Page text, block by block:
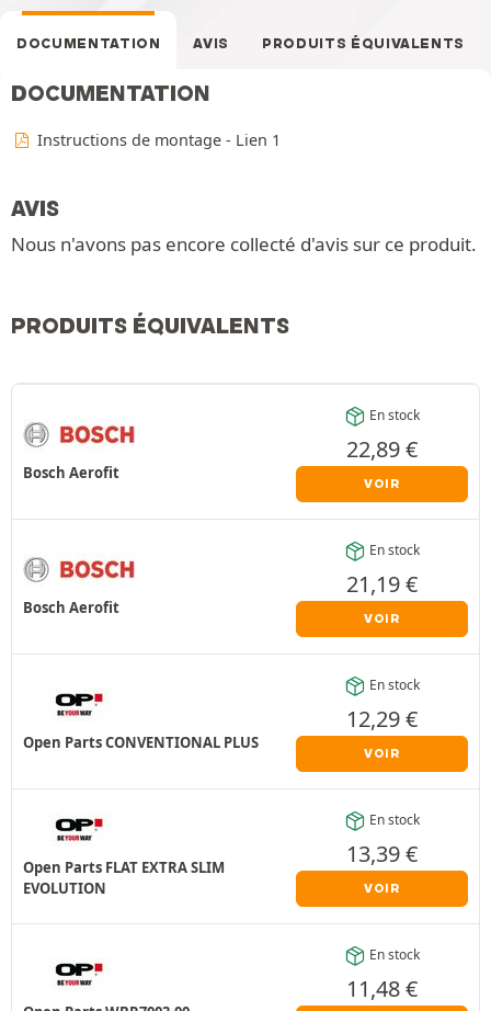
DOCUMENTATION AVIS PRODUITS ÉQUIVALENTS
DOCUMENTATION
Instructions de montage - Lien 1
AVIS
Nous n'avons pas encore collecté d'avis sur ce produit.
PRODUITS ÉQUIVALENTS
Bosch Aerofit
En stock
22,89€
VOIR
Bosch Aerofit
En stock
21,19€
VOIR
Open Parts CONVENTIONAL PLUS
En stock
12,29€
VOIR
Open Parts FLAT EXTRA SLIM
EVOLUTION
En stock
13,39€
VOIR
En stock
11,48€